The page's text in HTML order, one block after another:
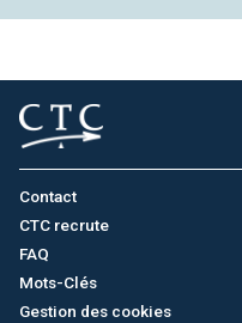
Contact
CTC recrute
FAQ
Mots-Clés
Gestion des cookies